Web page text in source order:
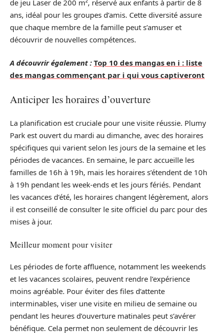
de jeu Laser de 200 m², réservé aux enfants à partir de 8
ans, idéal pour les groupes d’amis. Cette diversité assure
que chaque membre de la famille peut s’amuser et
découvrir de nouvelles compétences.
A découvrir également : Top 10 des mangas en i : liste
des mangas commençant par i qui vous captiveront
Anticiper les horaires d’ouverture
La planification est cruciale pour une visite réussie. Plumy
Park est ouvert du mardi au dimanche, avec des horaires
spécifiques qui varient selon les jours de la semaine et les
périodes de vacances. En semaine, le parc accueille les
familles de 16h à 19h, mais les horaires s’étendent de 10h
à 19h pendant les week-ends et les jours fériés. Pendant
les vacances d’été, les horaires changent légèrement, alors
il est conseillé de consulter le site officiel du parc pour des
mises à jour.
Meilleur moment pour visiter
Les périodes de forte affluence, notamment les weekends
et les vacances scolaires, peuvent rendre l’expérience
moins agréable. Pour éviter des files d’attente
interminables, viser une visite en milieu de semaine ou
pendant les heures d’ouverture matinales peut s’avérer
bénéfique. Cela permet non seulement de découvrir les